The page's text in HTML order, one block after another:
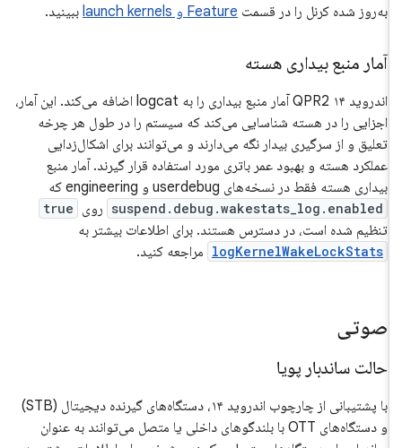
به‌روز شده کرنل را در قسمتFeature و launch kernels ببینید.
آمار منبع بیداری هسته
اندروید ۱۴ QPR2 آمار منبع بیداری را به logcat اضافه می‌کند. این آمار،
اجزایی را در هسته شناسایی می‌کند که سیستم را در طول هر چرخه
تعلیق و از سرگیری بیدار نگه می‌دارند و می‌توانند برای اشکال‌زدایی
عملکرد هسته و بهبود عمر باتری مورد استفاده قرار گیرند. آمار منبع
بیداری هسته فقط در نسخه‌های userdebug و engineering که
suspend.debug.wakestats_log.enabled روی true
تنظیم شده است، در دسترس هستند. برای اطلاعات بیشتر به
logKernelWakeLockStats مراجعه کنید.
صوتی
حالت ساندبار پویا
با پشتیبانی از چارچوب اندروید ۱۴، دستگاه‌های گیرنده دیجیتال (STB)
و دستگاه‌های OTT با بلندگوهای داخلی یا متصل می‌توانند به عنوان